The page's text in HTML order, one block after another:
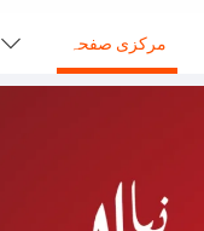
 مرکزی صفحہ